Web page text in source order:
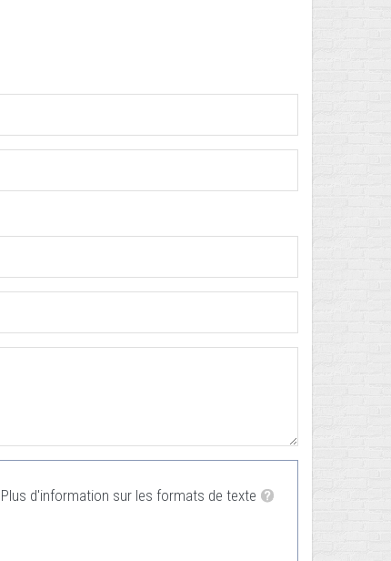
Plus d'information sur les formats de texte